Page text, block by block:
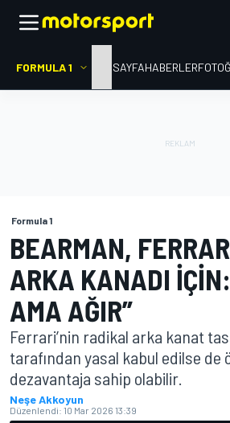
FORMULA 1 ANA SAYFAHABERLER
Formula 1
BEARMAN,
ARKA KANADI
AMA AĞIR”
Ferrari’nin radikal arka kanat
tarafından yasal kabul edilse de
dezavantaja sahip olabilir.
Neşe Akkoyun
Düzenlendi: 10 Mar 2026 13:39